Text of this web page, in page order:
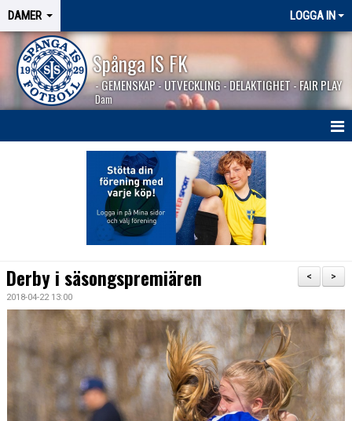
DAMER LOGGA IN
Spånga IS FK
- GEMENSKAP - UTVECKLING - DELAKTIGHET - FAIR PLAY
Dam
MATCHER
KONTAKT
DOKUMENT
>
<
Derby i säsongspremiären
2018-04-22 13:00